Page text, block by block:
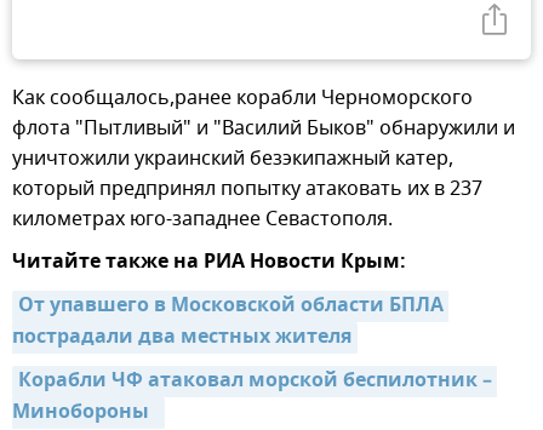
Как сообщалось,ранее корабли Черноморского
флота "Пытливый" и "Василий Быков" обнаружили и
уничтожили украинский безэкипажный катер,
который предпринял попытку атаковать их в 237
километрах юго-западнее Севастополя.
Читайте также на РИА Новости Крым:
От упавшего в Московской области БПЛА
пострадали два местных жителя
Корабли ЧФ атаковал морской беспилотник –
Минобороны